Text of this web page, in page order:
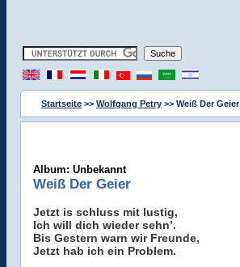
Startseite >> Wolfgang Petry >> Weiß Der Geier
Album: Unbekannt
Weiß Der Geier
Jetzt is schluss mit lustig,
Ich will dich wieder sehn’.
Bis Gestern warn wir Freunde,
Jetzt hab ich ein Problem.